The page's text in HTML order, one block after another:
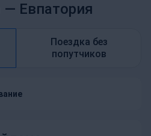
— Евпатория
Поездка без
попутчиков